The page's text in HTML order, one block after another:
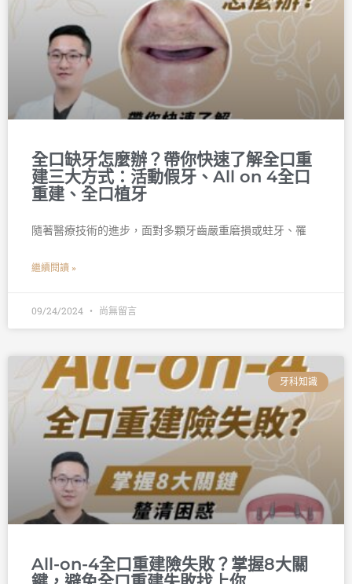
全口缺牙怎麼辦？帶你快速了解全口重
建三大方式：活動假牙、All on 4全口
重建、全口植牙
隨著醫療技術的進步，面對多顆牙齒嚴重磨損或蛀牙、罹
繼續閱讀 »
09/24/2024 尚無留言
牙科知識
All-on-4全口重建險失敗？掌握8大關